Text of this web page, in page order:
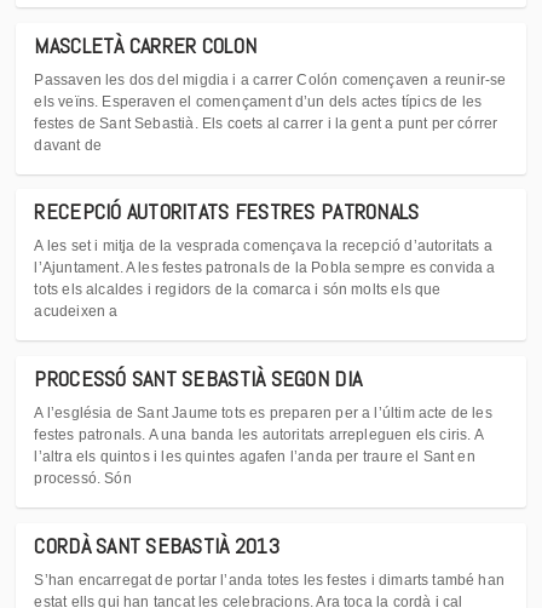
MASCLETÀ CARRER COLON
Passaven les dos del migdia i a carrer Colón començaven a reunir-se
els veïns. Esperaven el començament d’un dels actes típics de les
festes de Sant Sebastià. Els coets al carrer i la gent a punt per córrer
davant de
RECEPCIÓ AUTORITATS FESTRES PATRONALS
A les set i mitja de la vesprada començava la recepció d’autoritats a
l’Ajuntament. A les festes patronals de la Pobla sempre es convida a
tots els alcaldes i regidors de la comarca i són molts els que
acudeixen a
PROCESSÓ SANT SEBASTIÀ SEGON DIA
A l’església de Sant Jaume tots es preparen per a l’últim acte de les
festes patronals. A una banda les autoritats arrepleguen els ciris. A
l’altra els quintos i les quintes agafen l’anda per traure el Sant en
processó. Són
CORDÀ SANT SEBASTIÀ 2013
S’han encarregat de portar l’anda totes les festes i dimarts també han
estat ells qui han tancat les celebracions. Ara toca la cordà i cal